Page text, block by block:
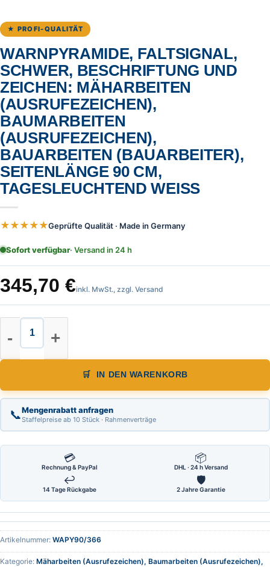
★ PROFI-QUALITÄT
WARNPYRAMIDE, FALTSIGNAL,
SCHWER, BESCHRIFTUNG UND
ZEICHEN: MÄHARBEITEN
(AUSRUFEZEICHEN),
BAUMARBEITEN
(AUSRUFEZEICHEN),
BAUARBEITEN (BAUARBEITER),
SEITENLÄNGE 90 CM,
TAGESLEUCHTEND WEISS
★★★★★Geprüfte Qualität · Made in Germany
Sofort verfügbar· Versand in 24 h
345,70 €inkl. MwSt., zzgl. Versand
Warnpyramide, Faltsignal,
IN DEN WARENKORB
📞Mengenrabatt anfragen
Staffelpreise ab 10 Stück · Rahmenverträge
💳
Rechnung & PayPal
📦
DHL · 24 h Versand
↩
14 Tage Rückgabe
🛡
2 Jahre Garantie
Artikelnummer: WAPY90/366
Kategorie: Mäharbeiten (Ausrufezeichen), Baumarbeiten (Ausrufezeichen),